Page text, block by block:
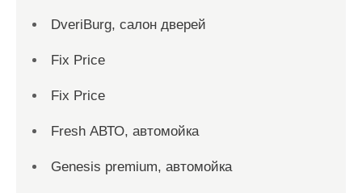
DveriBurg, салон дверей
Fix Price
Fix Price
Fresh АВТО, автомойка
Genesis premium, автомойка